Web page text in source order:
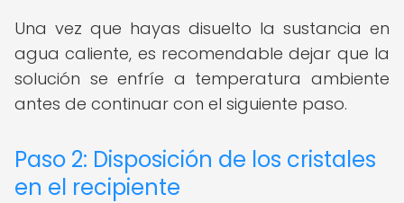
Una vez que hayas disuelto la sustancia en
agua caliente, es recomendable dejar que la
solución se enfríe a temperatura ambiente
antes de continuar con el siguiente paso.
Paso 2: Disposición de los cristales
en el recipiente